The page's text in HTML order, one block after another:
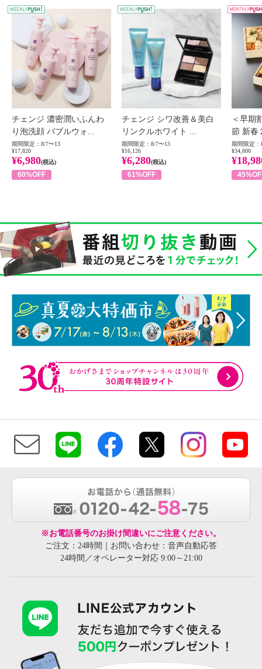
WEEKLY PUSH
チェンジ 濃密潤いふんわ
り泡洗顔 バブルウォ...
期間限定：8/7〜13
¥17,820
¥6,980(税込)
60%OFF
チェンジ シワ改善＆美白
リンクルホワイト ...
期間限定：8/7〜13
¥16,126
¥6,280(税込)
61%OFF
＜早期
節 新春
期間限定：
¥34,800
※お電話番号のお掛け間違いにご注意ください。
ご注文：24時間｜お問い合わせ：音声自動応答
24時間／オペレーター対応 9:00～21:00